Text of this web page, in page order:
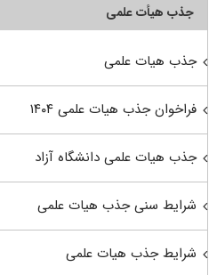
جذب هیأت علمی
جذب هیات علمی
فراخوان جذب هیات علمی ۱۴۰۴
جذب هیات علمی دانشگاه آزاد
شرایط سنی جذب هیات علمی
شرایط جذب هیات علمی